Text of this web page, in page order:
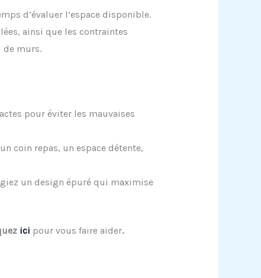
d’évaluer l’espace disponible.
ainsi que les contraintes
de murs.
pour éviter les mauvaises
coin repas, un espace détente,
un design épuré qui maximise
ici pour vous faire aider.